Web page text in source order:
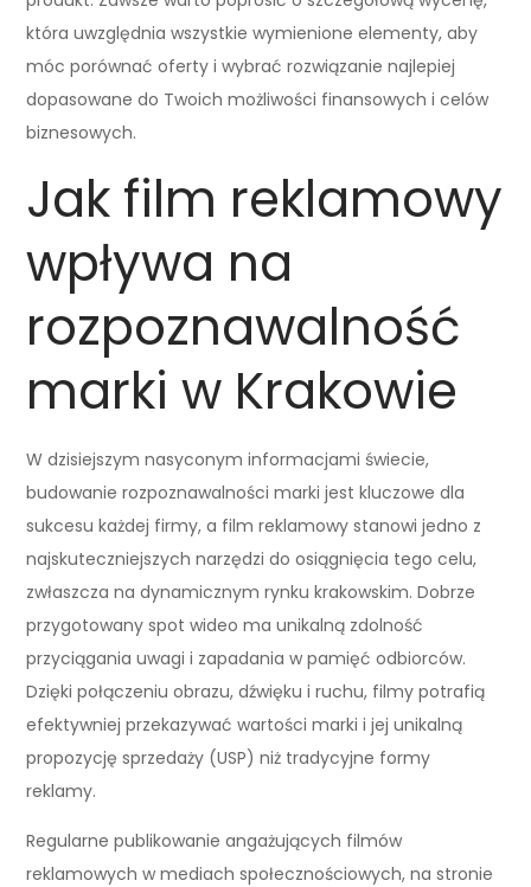
która uwzględnia wszystkie wymienione elementy, aby
móc porównać oferty i wybrać rozwiązanie najlepiej
dopasowane do Twoich możliwości finansowych i celów
biznesowych.
Jak film reklamowy
wpływa na
rozpoznawalność
marki w Krakowie
W dzisiejszym nasyconym informacjami świecie,
budowanie rozpoznawalności marki jest kluczowe dla
sukcesu każdej firmy, a film reklamowy stanowi jedno z
najskuteczniejszych narzędzi do osiągnięcia tego celu,
zwłaszcza na dynamicznym rynku krakowskim. Dobrze
przygotowany spot wideo ma unikalną zdolność
przyciągania uwagi i zapadania w pamięć odbiorców.
Dzięki połączeniu obrazu, dźwięku i ruchu, filmy potrafią
efektywniej przekazywać wartości marki i jej unikalną
propozycję sprzedaży (USP) niż tradycyjne formy
reklamy.
Regularne publikowanie angażujących filmów
reklamowych w mediach społecznościowych, na stronie